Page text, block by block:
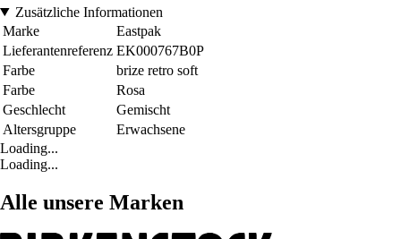
Zusätzliche Informationen
Marke
Eastpak
Lieferantenreferenz EK000767B0P
Farbe
brize retro soft
Farbe
Rosa
Geschlecht
Gemischt
Altersgruppe
Erwachsene
Loading...
Loading...
Alle unsere Marken